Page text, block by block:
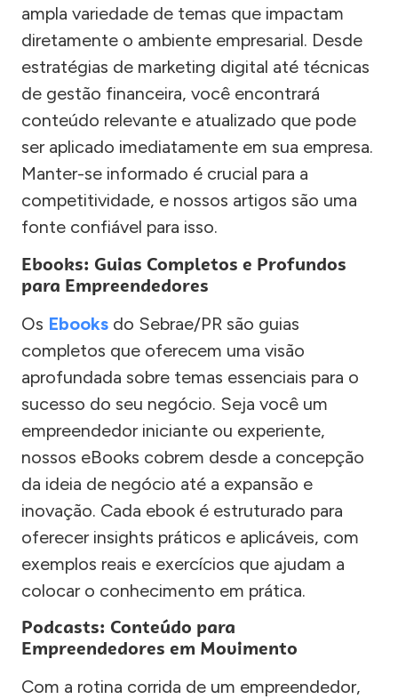
ampla variedade de temas que impactam
diretamente o ambiente empresarial. Desde
estratégias de marketing digital até técnicas
de gestão financeira, você encontrará
conteúdo relevante e atualizado que pode
ser aplicado imediatamente em sua empresa.
Manter-se informado é crucial para a
competitividade, e nossos artigos são uma
fonte confiável para isso.
Ebooks: Guias Completos e Profundos
para Empreendedores
Os Ebooks do Sebrae/PR são guias
completos que oferecem uma visão
aprofundada sobre temas essenciais para o
sucesso do seu negócio. Seja você um
empreendedor iniciante ou experiente,
nossos eBooks cobrem desde a concepção
da ideia de negócio até a expansão e
inovação. Cada ebook é estruturado para
oferecer insights práticos e aplicáveis, com
exemplos reais e exercícios que ajudam a
colocar o conhecimento em prática.
Podcasts: Conteúdo para
Empreendedores em Movimento
Com a rotina corrida de um empreendedor,